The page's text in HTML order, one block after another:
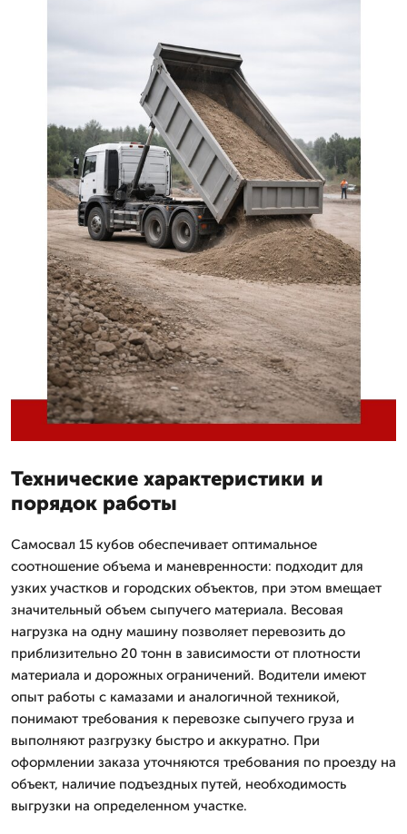
Технические характеристики и
порядок работы
Самосвал 15 кубов обеспечивает оптимальное
соотношение объема и маневренности: подходит для
узких участков и городских объектов, при этом вмещает
значительный объем сыпучего материала. Весовая
нагрузка на одну машину позволяет перевозить до
приблизительно 20 тонн в зависимости от плотности
материала и дорожных ограничений. Водители имеют
опыт работы с камазами и аналогичной техникой,
понимают требования к перевозке сыпучего груза и
выполняют разгрузку быстро и аккуратно. При
оформлении заказа уточняются требования по проезду на
объект, наличие подъездных путей, необходимость
выгрузки на определенном участке.